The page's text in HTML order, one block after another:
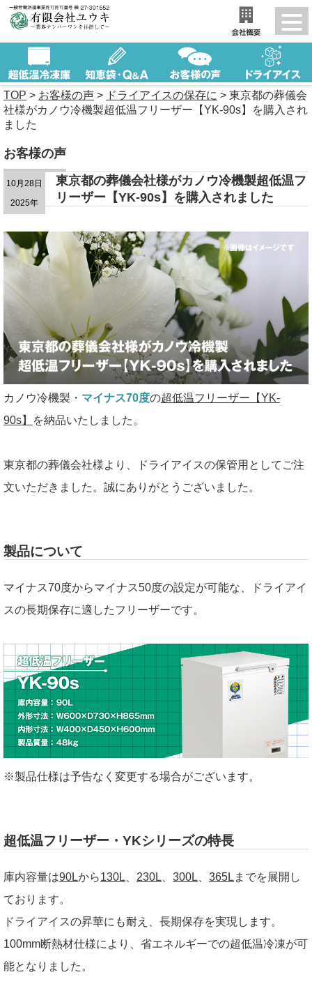
TOP > お客様の声 > ドライアイスの保存に > 東京都の葬儀会
社様がカノウ冷機製超低温フリーザー【YK-90s】を購入され
ました
お客様の声
10月28日
2025年
東京都の葬儀会社様がカノウ冷機製超低温フ
リーザー【YK-90s】を購入されました
カノウ冷機製・ マイナス70度の超低温フリーザー【YK-
90s】
を納品いたしました。
東京都の葬儀会社様より、ドライアイスの保管用としてご注
文いただきました。誠にありがとうございました。
製品について
マイナス70度からマイナス50度の設定が可能な、ドライアイ
スの長期保存に適したフリーザーです。
※製品仕様は予告なく変更する場合がございます。
超低温フリーザー・YKシリーズの特長
庫内容量は90Lから130L、 230L、 300L、 365Lまでを展開し
ております。
ドライアイスの昇華にも耐え、長期保存を実現します。
100mm断熱材仕様により、省エネルギーでの超低温冷凍が可
能となりました。